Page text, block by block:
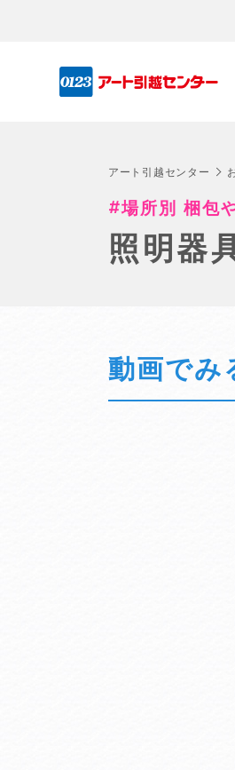
アート引越センター
場所別 梱包
照明器
動画でみ